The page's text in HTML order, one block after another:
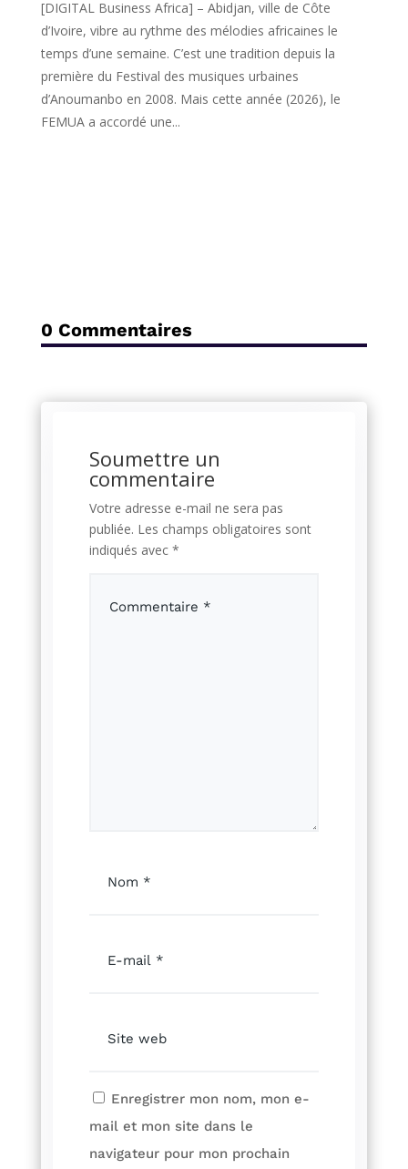
[DIGITAL Business Africa] – Abidjan, ville de Côte
d’Ivoire, vibre au rythme des mélodies africaines le
temps d’une semaine. C’est une tradition depuis la
première du Festival des musiques urbaines
d’Anoumanbo en 2008. Mais cette année (2026), le
FEMUA a accordé une...
0 Commentaires
Soumettre un
commentaire
Votre adresse e-mail ne sera pas
publiée. Les champs obligatoires sont
indiqués avec *
Enregistrer mon nom, mon e-
mail et mon site dans le
navigateur pour mon prochain